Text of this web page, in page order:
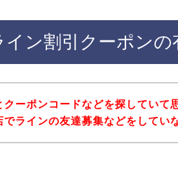
イン割引クーポンの
クーポンコードなどを探していて
でラインの友達募集などをしてい